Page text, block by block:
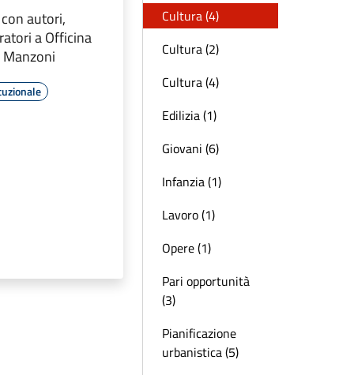
autori,
a Officina
Manzoni
Cultura (4)
Cultura (2)
Cultura (4)
Edilizia (1)
Giovani (6)
Infanzia (1)
Lavoro (1)
Opere (1)
Pari opportunità
(3)
Pianificazione
urbanistica (5)